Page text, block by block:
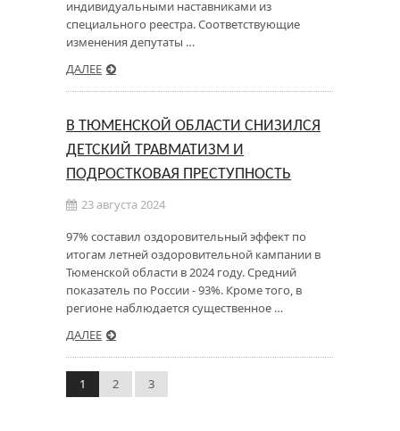
индивидуальными наставниками из
специального реестра. Соответствующие
изменения депутаты …
ДАЛЕЕ
В ТЮМЕНСКОЙ ОБЛАСТИ СНИЗИЛСЯ
ДЕТСКИЙ ТРАВМАТИЗМ И
ПОДРОСТКОВАЯ ПРЕСТУПНОСТЬ
23 августа 2024
97% составил оздоровительный эффект по
итогам летней оздоровительной кампании в
Тюменской области в 2024 году. Средний
показатель по России - 93%. Кроме того, в
регионе наблюдается существенное …
ДАЛЕЕ
1 2 3